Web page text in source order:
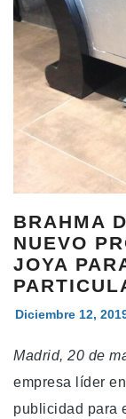
BRAHMA
NUEVO
JOYA
Diciembre 12,
Madrid, 20 de
empresa líder
publicidad para